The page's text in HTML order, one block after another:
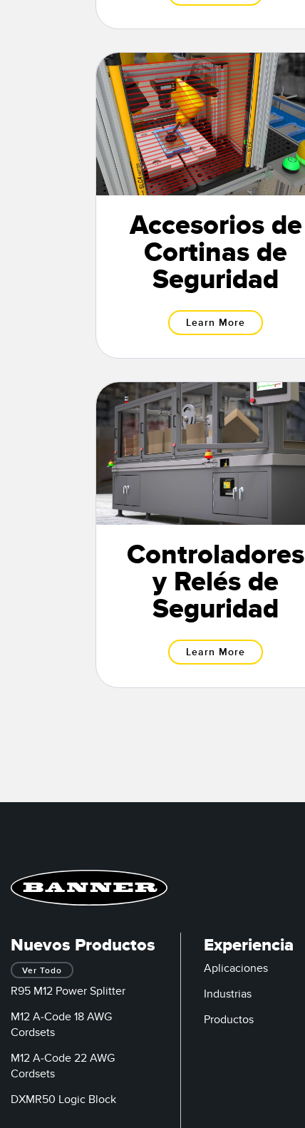
Accesorios de
Cortinas de
Seguridad
Learn More
Controladores
y Relés de
Seguridad
Learn More
Nuevos Productos
Ver Todo
R95 M12 Power Splitter
M12 A-Code 18 AWG
Cordsets
M12 A-Code 22 AWG
Cordsets
DXMR50 Logic Block
Experiencia
Aplicaciones
Industrias
Productos